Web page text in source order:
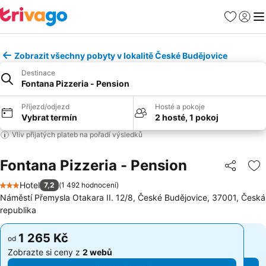
Oblíbené
Zobrazit všechny pobyty v lokalitě České Budějovice
Destinace
Fontana Pizzeria - Pension
Příjezd/odjezd
Vybrat termín
Hosté a pokoje
2 hosté, 1 pokoj
Vliv přijatých plateb na pořadí výsledků
Fontana Pizzeria - Pension Sdílet
3 Počet hvězdiček
Hotel 7,2 (1 492 hodnocení)
Náměstí Přemysla Otakara II. 12/8, České Budějovice, 37001, Česká
republika
od 1 265 Kč
Zobrazte si ceny z 2 webů
od 1 265 Kč
Zobrazte si ceny z 2 webů